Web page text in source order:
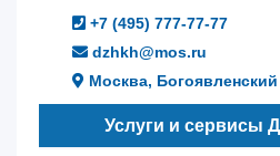
+7 (495) 777-77-77
dzhkh@mos.ru
Москва,
Услуги и сервисы